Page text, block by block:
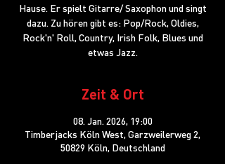
Hause. Er spielt Gitarre/ Saxophon und singt
dazu. Zu hören gibt es: Pop/Rock, Oldies,
Rock'n' Roll, Country, Irish Folk, Blues und
etwas Jazz.
Zeit & Ort
08. Jan. 2026, 19:00
Timberjacks Köln West, Garzweilerweg 2,
50829 Köln, Deutschland